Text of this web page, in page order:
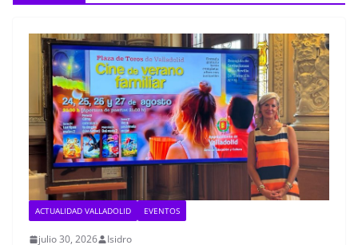
ACTUALIDAD VALLADOLID EVENTOS
julio 30, 2026 Isidro